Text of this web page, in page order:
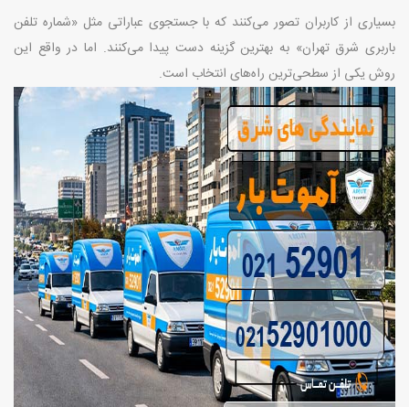
بسیاری از کاربران تصور می‌کنند که با جستجوی عباراتی مثل «شماره تلفن
باربری شرق تهران» به بهترین گزینه دست پیدا می‌کنند. اما در واقع این
روش یکی از سطحی‌ترین راه‌های انتخاب است.